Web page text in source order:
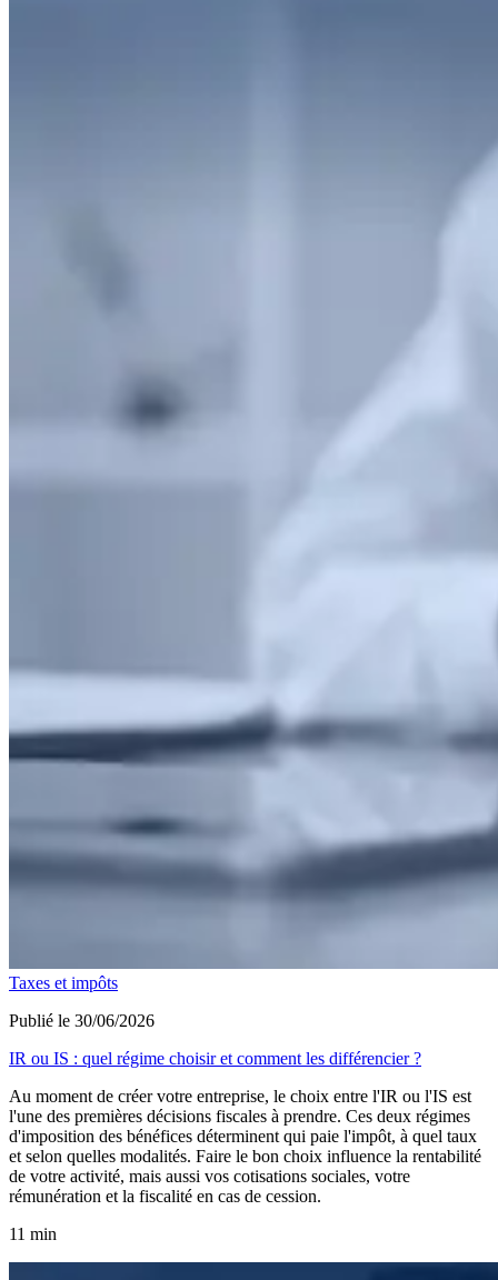
Taxes et impôts
Publié le 30/06/2026
IR ou IS : quel régime choisir et comment les différencier ?
Au moment de créer votre entreprise, le choix entre l'IR ou l'IS est
l'une des premières décisions fiscales à prendre. Ces deux régimes
d'imposition des bénéfices déterminent qui paie l'impôt, à quel taux
et selon quelles modalités. Faire le bon choix influence la rentabilité
de votre activité, mais aussi vos cotisations sociales, votre
rémunération et la fiscalité en cas de cession.
11 min